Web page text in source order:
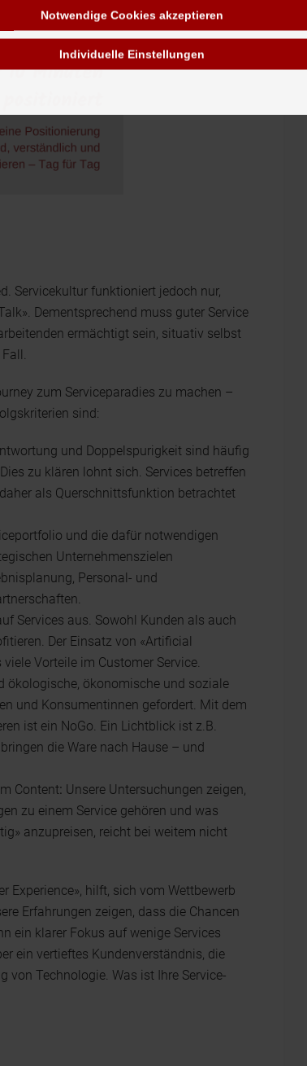
Servicekultur funktioniert jedoch nur,
Dementsprechend muss guter Service
ermächtigt sein, situativ selbst
zum Serviceparadies zu machen –
sind:
und Doppelspurigkeit sind häufig
zu klären lohnt sich. Services betreffen
als Querschnittsfunktion betrachtet
und die dafür notwendigen
Unternehmenszielen
Personal- und
Services aus. Sowohl Kunden als auch
Der Einsatz von «Artificial
Vorteile im Customer Service.
ökologische, ökonomische und soziale
und Konsumentinnen gefordert. Mit dem
ist ein NoGo. Ein Lichtblick ist z.B.
die Ware nach Hause – und
Content: Unsere Untersuchungen zeigen,
zu einem Service gehören und was
anzupreisen, reicht bei weitem nicht
Experience», hilft, sich vom Wettbewerb
Erfahrungen zeigen, dass die Chancen
ein klarer Fokus auf wenige Services
ein vertieftes Kundenverständnis, die
von Technologie. Was ist Ihre Service-
Notwendige Cookies akzeptieren
Individuelle Einstellungen